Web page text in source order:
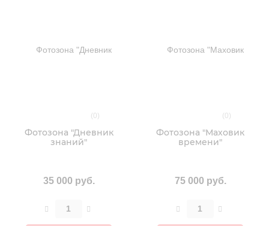
(0)
Фотозона "Дневник
знаний"
35 000 руб.
(0)
Фотозона "Маховик
времени"
75 000 руб.